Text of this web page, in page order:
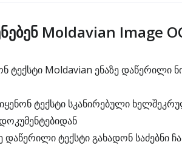
Moldavian Image
ტექსტი Moldavian ენაზე დაწერილი
ტექსტი სკანირებული
დაწერილი ტექსტი გახადონ საძებნი